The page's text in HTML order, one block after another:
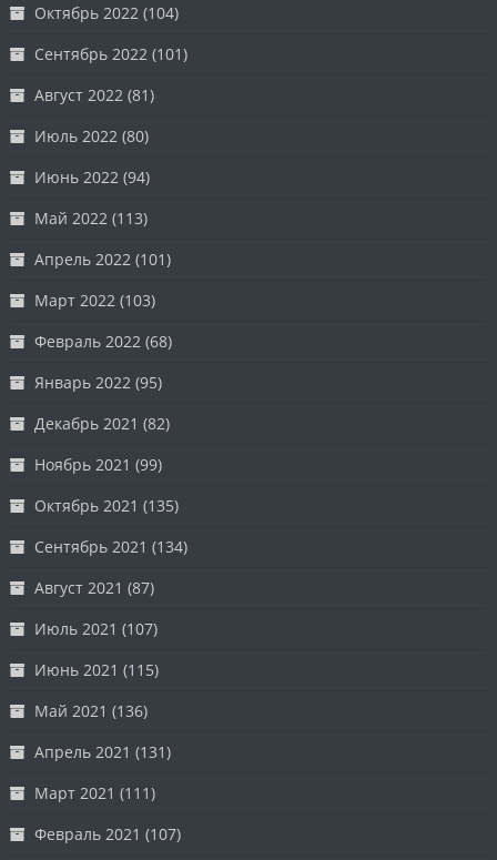
Октябрь 2022 (104)
Сентябрь 2022 (101)
Август 2022 (81)
Июль 2022 (80)
Июнь 2022 (94)
Май 2022 (113)
Апрель 2022 (101)
Март 2022 (103)
Февраль 2022 (68)
Январь 2022 (95)
Декабрь 2021 (82)
Ноябрь 2021 (99)
Октябрь 2021 (135)
Сентябрь 2021 (134)
Август 2021 (87)
Июль 2021 (107)
Июнь 2021 (115)
Май 2021 (136)
Апрель 2021 (131)
Март 2021 (111)
Февраль 2021 (107)